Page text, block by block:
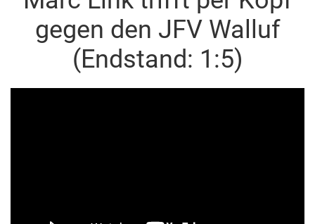
gegen den JFV Walluf
(Endstand: 1:5)